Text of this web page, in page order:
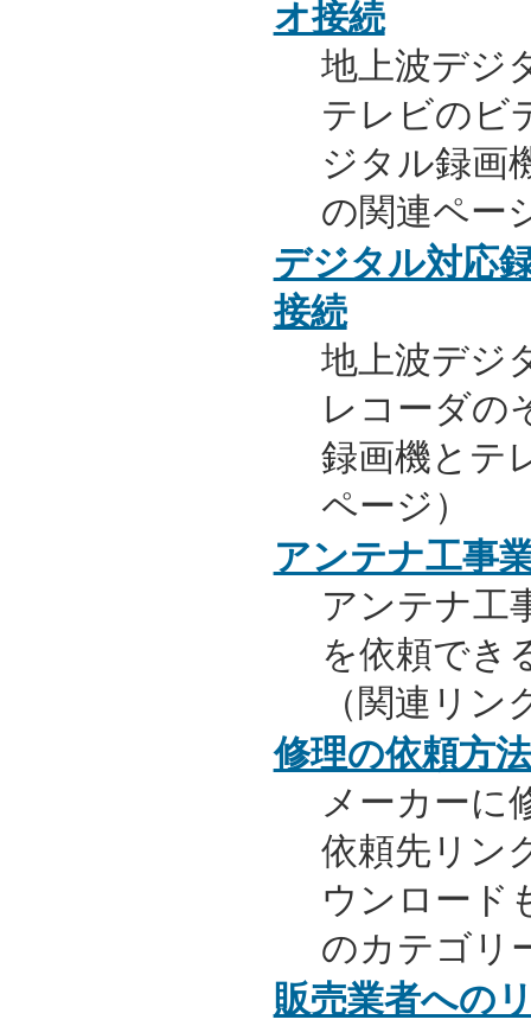
オ接続
地上波デジ
テレビのビ
ジタル録画
の関連ペー
デジタル対応
接続
地上波デジ
レコーダの
録画機とテ
ページ）
アンテナ工事
アンテナ工
を依頼でき
（関連リ
修理の依頼方法
メーカーに
依頼先リン
ウンロード
のカテゴリ
販売業者への